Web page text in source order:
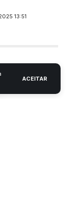
ACEITAR
13:51